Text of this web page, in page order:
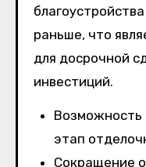
раньше, что
для досрочной
инвестиций.
Возможность
этап
Сокращение